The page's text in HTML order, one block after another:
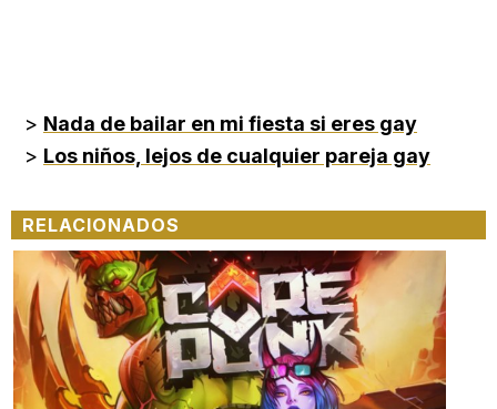
> Nada de bailar en mi fiesta si eres gay
> Los niños, lejos de cualquier pareja gay
RELACIONADOS